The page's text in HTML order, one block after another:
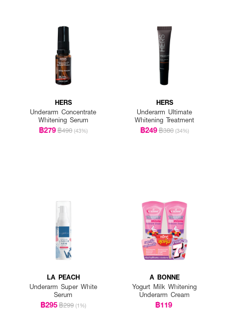
HERS
Underarm Concentrate
Whitening Serum
฿279฿490 (43%)
HERS
Underarm Ultimate
Whitening Treatment
฿249฿380 (34%)
LA PEACH
Underarm Super White
Serum
฿295฿299 (1%)
A BONNE
Yogurt Milk Whitening
Underarm Cream
฿119